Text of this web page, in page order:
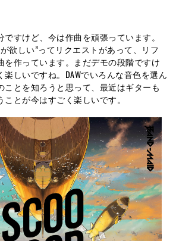
すけど、今は作曲を頑張っています。
欲しい”ってリクエストがあって、リフ
を作っています。まだデモの段階ですけ
しいですね。DAWでいろんな音色を選ん
ことを知ろうと思って、最近はギターも
とが今はすごく楽しいです。